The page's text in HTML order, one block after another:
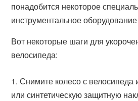
понадобится некоторое
инструментальное
Вот некоторые шаги для
велосипеда:
Снимите колесо с велосипеда
или синтетическую защитную